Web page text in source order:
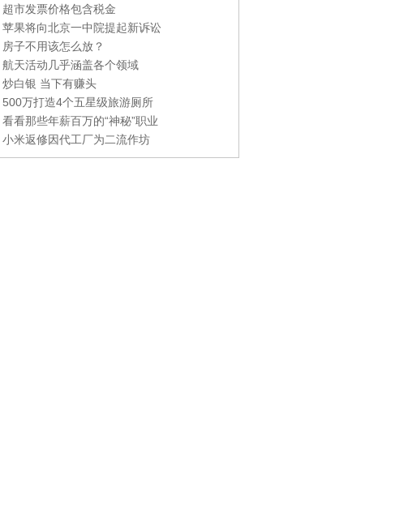
超市发票价格包含税金
苹果将向北京一中院提起新诉讼
房子不用该怎么放？
航天活动几乎涵盖各个领域
炒白银 当下有赚头
500万打造4个五星级旅游厕所
看看那些年薪百万的“神秘”职业
小米返修因代工厂为二流作坊